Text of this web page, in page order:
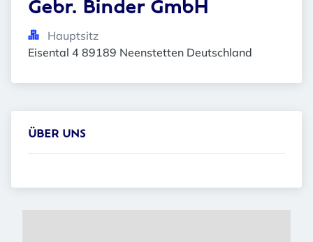
Gebr. Binder GmbH
Hauptsitz
Eisental 4 89189 Neenstetten Deutschland
ÜBER UNS